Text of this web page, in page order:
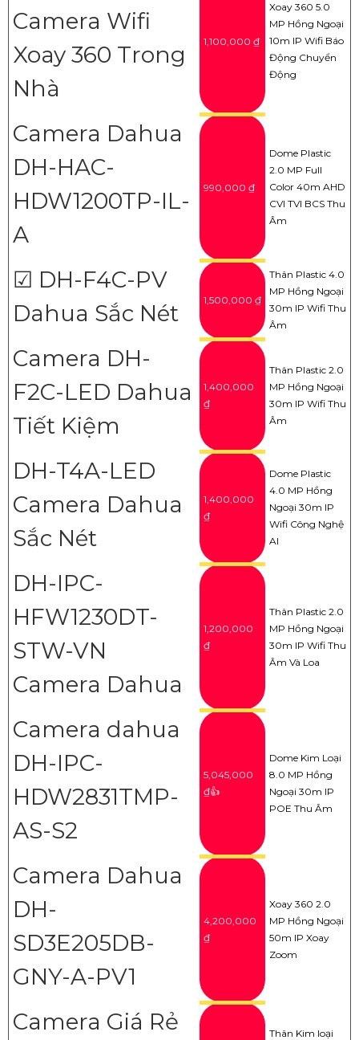
Camera Wifi
Xoay 360 Trong
Nhà
1,100,000 ₫
Xoay 360 5.0
MP Hồng Ngoại
10m IP Wifi Báo
Động Chuyển
Động
Camera Dahua
DH-HAC-
HDW1200TP-IL-
A
990,000 ₫
Dome Plastic
2.0 MP Full
Color 40m AHD
CVI TVI BCS Thu
Âm
☑ DH-F4C-PV
Dahua Sắc Nét
1,500,000 ₫
Thân Plastic 4.0
MP Hồng Ngoại
30m IP Wifi Thu
Âm
Camera DH-
F2C-LED Dahua
Tiết Kiệm
1,400,000
₫
Thân Plastic 2.0
MP Hồng Ngoại
30m IP Wifi Thu
Âm
DH-T4A-LED
Camera Dahua
Sắc Nét
1,400,000
₫
Dome Plastic
4.0 MP Hồng
Ngoại 30m IP
Wifi Công Nghệ
AI
DH-IPC-
HFW1230DT-
STW-VN
Camera Dahua
1,200,000
₫
Thân Plastic 2.0
MP Hồng Ngoại
30m IP Wifi Thu
Âm Và Loa
Camera dahua
DH-IPC-
HDW2831TMP-
AS-S2
5,045,000
₫👍
Dome Kim Loại
8.0 MP Hồng
Ngoại 30m IP
POE Thu Âm
Camera Dahua
DH-
SD3E205DB-
GNY-A-PV1
4,200,000
₫
Xoay 360 2.0
MP Hồng Ngoại
50m IP Xoay
Zoom
Camera Giá Rẻ
Thân Kim loại